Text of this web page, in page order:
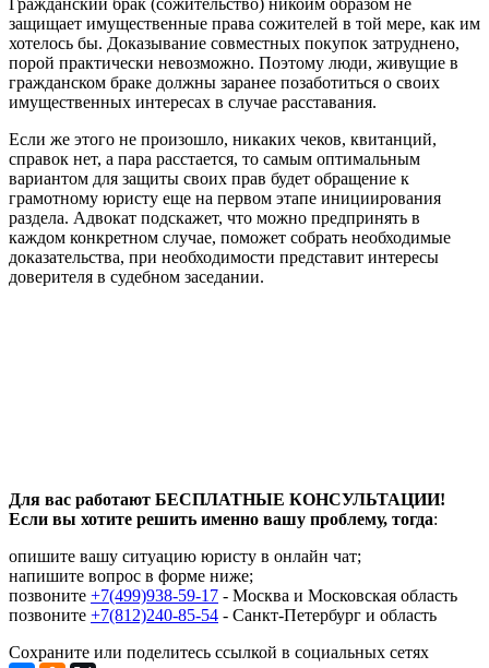
Гражданский брак (сожительство) никоим образом не
защищает имущественные права сожителей в той мере, как им
хотелось бы. Доказывание совместных покупок затруднено,
порой практически невозможно. Поэтому люди, живущие в
гражданском браке должны заранее позаботиться о своих
имущественных интересах в случае расставания.
Если же этого не произошло, никаких чеков, квитанций,
справок нет, а пара расстается, то самым оптимальным
вариантом для защиты своих прав будет обращение к
грамотному юристу еще на первом этапе инициирования
раздела. Адвокат подскажет, что можно предпринять в
каждом конкретном случае, поможет собрать необходимые
доказательства, при необходимости представит интересы
доверителя в судебном заседании.
Для вас работают БЕСПЛАТНЫЕ КОНСУЛЬТАЦИИ!
Если вы хотите решить именно вашу проблему, тогда:
опишите вашу ситуацию юристу в онлайн чат;
напишите вопрос в форме ниже;
позвоните +7(499)938-59-17 - Москва и Московская область
позвоните +7(812)240-85-54 - Санкт-Петербург и область
Сохраните или поделитесь ссылкой в социальных сетях